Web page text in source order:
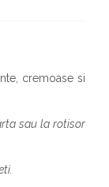
cremoase si
sau la rotisor